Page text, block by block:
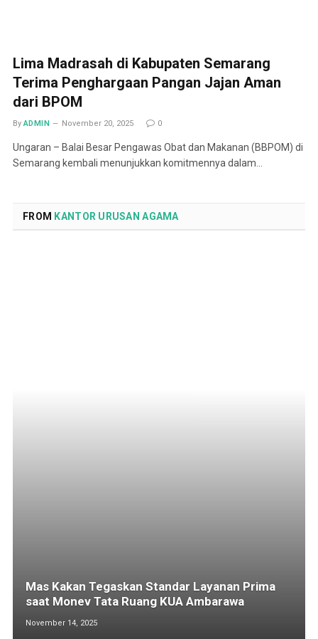
Lima Madrasah di Kabupaten Semarang
Terima Penghargaan Pangan Jajan Aman
dari BPOM
By ADMIN November 20, 2025 0
Ungaran – Balai Besar Pengawas Obat dan Makanan (BBPOM) di
Semarang kembali menunjukkan komitmennya dalam…
FROM KANTOR URUSAN AGAMA
Mas Kakan Tegaskan Standar Layanan Prima
saat Monev Tata Ruang KUA Ambarawa
November 14, 2025